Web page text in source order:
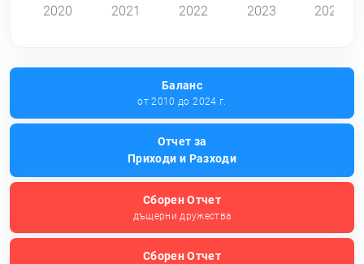
2020 2021 2022 2023 2024
Баланс
от 2010 до 2024 г.
Отчет за
Приходи и Разходи
Сборен Отчет
дъщерни дружества
Сборен Отчет